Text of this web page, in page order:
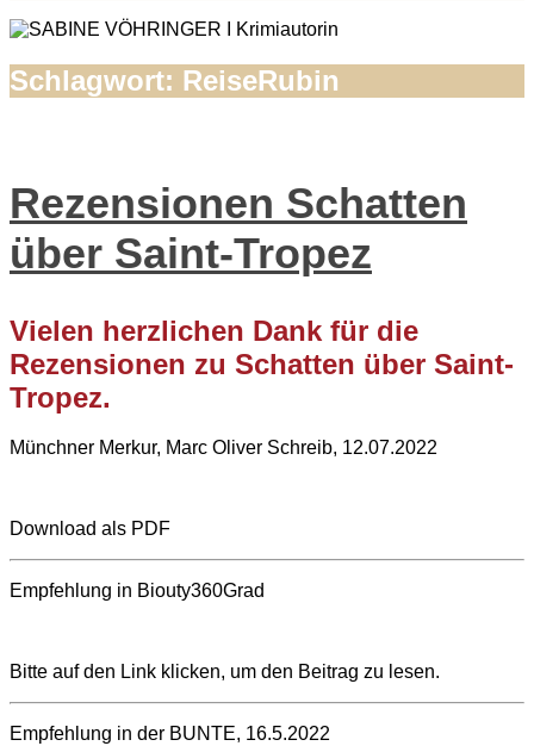
Schlagwort: ReiseRubin
Rezensionen Schatten
über Saint-Tropez
Vielen herzlichen Dank für die
Rezensionen zu Schatten über Saint-
Tropez.
Münchner Merkur, Marc Oliver Schreib, 12.07.2022
Download als PDF
Empfehlung in Biouty360Grad
Bitte auf den Link klicken, um den Beitrag zu lesen.
Empfehlung in der BUNTE, 16.5.2022